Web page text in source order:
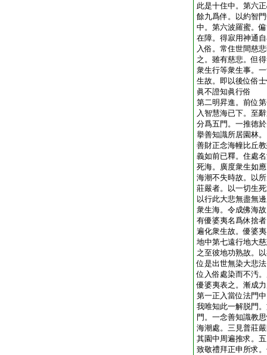
此是十住中。第六
餘九爲伴。以約智
中。第六波羅蜜。
在障。得寂用神通
入俗。常住世間慈
之。雖有慈悲。但
衆生行等衆生事。
生故。即以後位俗
眞不證知眞行俗
第二明昇進。前位
入智慧海已下。至
分爲五門。一推徳
擧善知識所居園林
善財正念海幢比丘
義如前已釋。住處
死海。廣度衆生如
海潮不失時故。以
莊嚴者。以一切生
以行此大悲無盡無
衆生海。令成佛海
有優婆夷名爲休捨
遍化衆生故。優婆
地中第七遠行地大
之至彼地功熟故。
位是出世無染大悲
位入俗處染而不汚
優婆夷表之。漸成
第一正入當位法門
我唯知此一解脱門
門。一念善知識教
海潮處。三見普莊
其園中周遍推求。
致敬禮拜正申所求